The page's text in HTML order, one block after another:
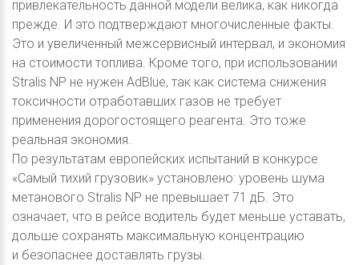
привлекательность данной модели велика, как никогда
прежде. И это подтверждают многочисленные факты.
Это и увеличенный межсервисный интервал, и экономия
на стоимости топлива. Кроме того, при использовании
Stralis NP не нужен AdBlue, так как система снижения
токсичности отработавших газов не требует
применения дорогостоящего реагента. Это тоже
реальная экономия.
По результатам европейских испытаний в конкурсе
«Самый тихий грузовик» установлено: уровень шума
метанового Stralis NP не превышает 71 дБ. Это
означает, что в рейсе водитель будет меньше уставать,
дольше сохранять максимальную концентрацию
и безопаснее доставлять грузы.